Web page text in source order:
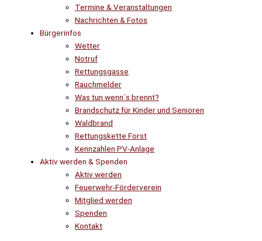
Termine & Veranstaltungen
Nachrichten & Fotos
Bürgerinfos
Wetter
Notruf
Rettungsgasse
Rauchmelder
Was tun wenn´s brennt?
Brandschutz für Kinder und Senioren
Waldbrand
Rettungskette Forst
Kennzahlen PV-Anlage
Aktiv werden & Spenden
Aktiv werden
Feuerwehr-Förderverein
Mitglied werden
Spenden
Kontakt